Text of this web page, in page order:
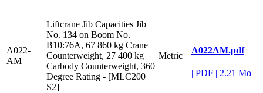
A022-
AM
Liftcrane Jib Capacities Jib
No. 134 on Boom No.
B10:76A, 67 860 kg Crane
Counterweight, 27 400 kg
Carbody Counterweight, 360
Degree Rating - [MLC200
S2]
Metric
A022AM.pdf
| PDF | 2.21 Mo